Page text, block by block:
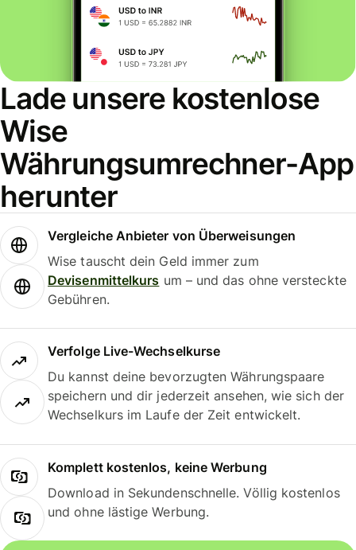
Lade unsere kostenlose
Wise
Währungsumrechner-App
herunter
Vergleiche Anbieter von Überweisungen
Wise tauscht dein Geld immer zum
Devisenmittelkurs um – und das ohne versteckte
Gebühren.
Verfolge Live-Wechselkurse
Du kannst deine bevorzugten Währungspaare
speichern und dir jederzeit ansehen, wie sich der
Wechselkurs im Laufe der Zeit entwickelt.
Komplett kostenlos, keine Werbung
Download in Sekundenschnelle. Völlig kostenlos
und ohne lästige Werbung.